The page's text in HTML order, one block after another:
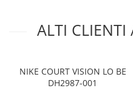
ALTI CLIENTI
NIKE COURT VISION LO BE
DH2987-001